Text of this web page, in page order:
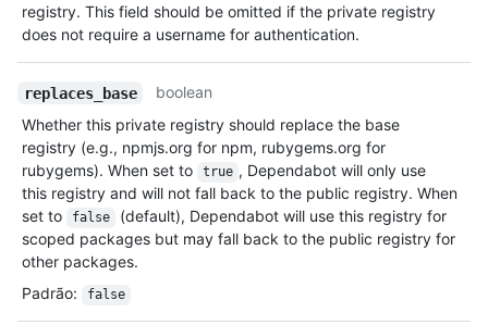
registry. This field should be omitted if the private registry
does not require a username for authentication.
replaces_base
boolean
Whether this private registry should replace the base
registry (e.g., npmjs.org for npm, rubygems.org for
rubygems). When set to
true , Dependabot will only use
this registry and will not fall back to the public registry. When
set to
false
(default), Dependabot will use this registry for
scoped packages but may fall back to the public registry for
other packages.
Padrão: false